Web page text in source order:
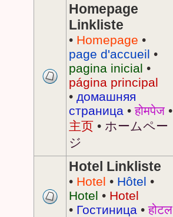
Homepage
Linkliste
• Homepage •
page d'accueil •
pagina inicial •
página principal
• домашняя
страница •होमपेज •
主页 • ホームペー
ジ
Hotel Linkliste
• Hotel • Hôtel •
Hotel • Hotel
• Гостиница •होटल